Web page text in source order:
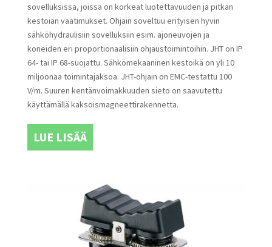
sovelluksissa, joissa on korkeat luotettavuuden ja pitkän
kestoiän vaatimukset. Ohjain soveltuu erityisen hyvin
sähköhydraulisiin sovelluksiin esim. ajoneuvojen ja
koneiden eri proportionaalisiin ohjaustoimintoihin. JHT on IP
64- tai IP 68-suojattu. Sähkömekaaninen kestoikä on yli 10
miljoonaa toimintajaksoa. JHT-ohjain on EMC-testattu 100
V/m. Suuren kentänvoimakkuuden sieto on saavutettu
käyttämällä kaksoismagneettirakennetta.
LUE LISÄÄ